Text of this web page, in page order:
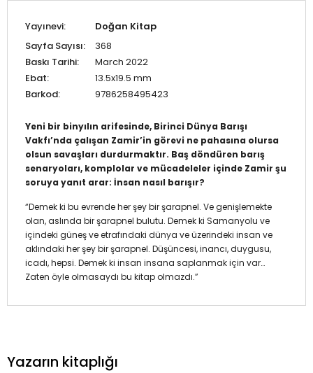
Yayınevi:
Doğan Kitap
Sayfa Sayısı:
368
Baskı Tarihi:
March 2022
Ebat:
13.5x19.5 mm
Barkod:
9786258495423
Yeni bir binyılın arifesinde, Birinci Dünya Barışı
Vakfı’nda çalışan Zamir’in görevi ne pahasına olursa
olsun savaşları durdurmaktır. Baş döndüren barış
senaryoları, komplolar ve mücadeleler içinde Zamir şu
soruya yanıt arar: İnsan nasıl barışır?
“Demek ki bu evrende her şey bir şarapnel. Ve genişlemekte
olan, aslında bir şarapnel bulutu. Demek ki Samanyolu ve
içindeki güneş ve etrafındaki dünya ve üzerindeki insan ve
aklındaki her şey bir şarapnel. Düşüncesi, inancı, duygusu,
icadı, hepsi. Demek ki insan insana saplanmak için var…
Zaten öyle olmasaydı bu kitap olmazdı.”
Yazarın kitaplığı